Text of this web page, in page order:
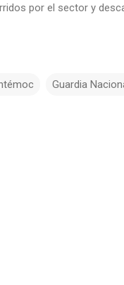
por el sector y
Guardia